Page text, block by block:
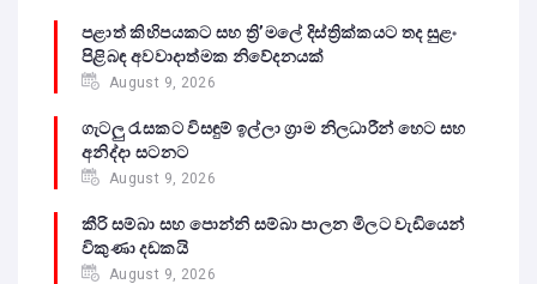
පළාත් කිහිපයකට සහ ත්‍රි’මලේ දිස්ත්‍රික්කයට තද සුළං
පිළිබඳ අවවාදාත්මක නිවේදනයක්
August 9, 2026
ගැටලු රැසකට විසඳුම් ඉල්ලා ග්‍රාම නිලධාරීන් හෙට සහ
අනිද්දා සටනට
August 9, 2026
කීරි සම්බා සහ පොන්නි සම්බා පාලන මිලට වැඩියෙන්
විකුණා දඩකයි
August 9, 2026